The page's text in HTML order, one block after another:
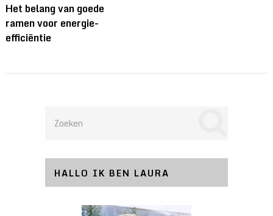
Het belang van goede
ramen voor energie-
efficiëntie
HALLO IK BEN LAURA